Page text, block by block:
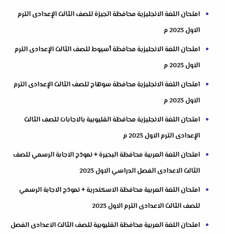
امتحان اللغة الانجليزية محافظة الجيزة للصف الثالث الإعدادى الترم
الاول 2023 م
امتحان اللغة الانجليزية محافظة أسيوط للصف الثالث الإعدادى الترم
الاول 2023 م
امتحان اللغة الانجليزية محافظة سوهاج للصف الثالث الإعدادى الترم
الاول 2023 م
امتحان اللغة الانجليزية محافظة القليوبية بالاجابات للصف الثالث
الإعدادى الترم الاول 2023 م
امتحان اللغة العربية محافظة البحيرة + نموذج الاجابة الرسمي للصف
الثالث الاعدادى الفصل الدراسي الاول 2023
امتحان اللغة العربية محافظة الاسكندرية + نموذج الاجابة الرسمي
للصف الثالث الاعدادى الترم الاول 2023
امتحان اللغة العربية محافظة القليوبية للصف الثالث الاعدادى الفصل